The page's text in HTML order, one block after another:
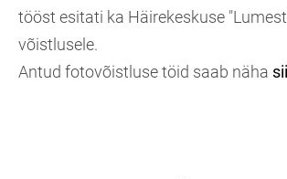
tööst esitati ka Häirekeskuse
võistlusele.
Antud fotovõistluse töid saab näha